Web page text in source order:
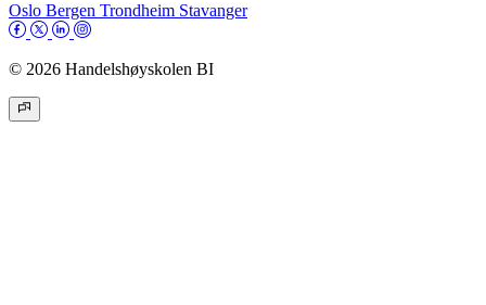
Oslo Bergen Trondheim Stavanger
© 2026 Handelshøyskolen BI